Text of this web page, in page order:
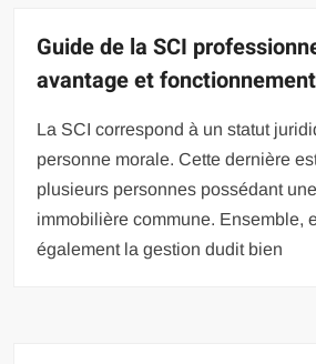
Guide de la SCI
avantage et fonctionnement
La SCI correspond à un statut
personne morale. Cette dernière
plusieurs personnes possédant
immobilière commune. Ensemble,
également la gestion dudit bien